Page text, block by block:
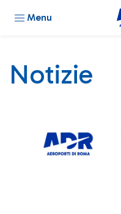
Menu
Notizie